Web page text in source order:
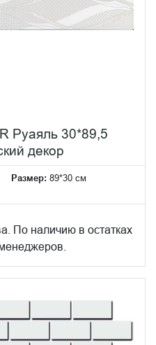
Руаяль 30*89,5
декор
Размер: 89*30 см
По наличию в остатках